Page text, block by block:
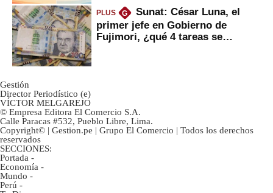
PLUS G
Sunat: César Luna, el
primer jefe en Gobierno de
Fujimori, ¿qué 4 tareas se
Gestión
Director Periodístico (e)
VÍCTOR MELGAREJO
© Empresa Editora El Comercio S.A.
Calle Paracas #532, Pueblo Libre, Lima.
Copyright© | Gestion.pe | Grupo El Comercio | Todos los derechos
reservados
SECCIONES:
Portada -
Economía -
Mundo -
Perú -